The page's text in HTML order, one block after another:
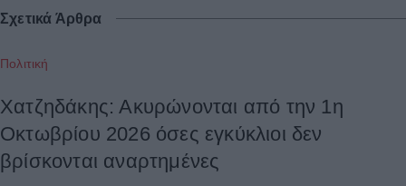
Σχετικά Άρθρα
Πολιτική
Χατζηδάκης: Ακυρώνονται από την 1η
Οκτωβρίου 2026 όσες εγκύκλιοι δεν
βρίσκονται αναρτημένες